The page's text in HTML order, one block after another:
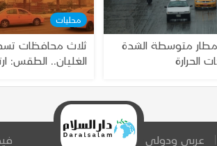
متوسطة الشدة
الحرارة
محليات
ثلاث محافظات
الغليان.. الطقس:
عربي ودولي